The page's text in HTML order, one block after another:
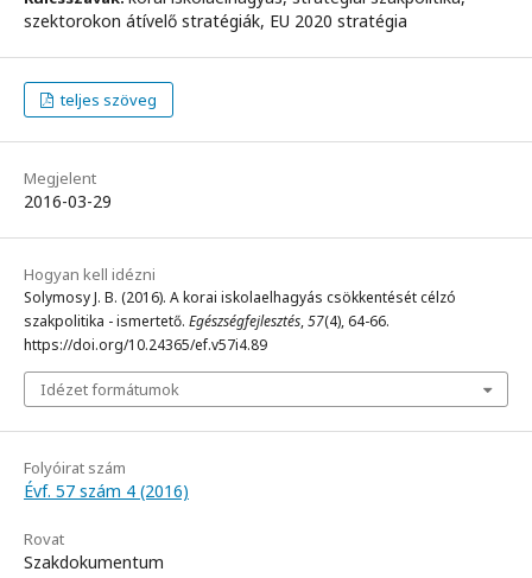
szektorokon átívelő stratégiák, EU 2020 stratégia
teljes szöveg
Megjelent
2016-03-29
Hogyan kell idézni
Solymosy J. B. (2016). A korai iskolaelhagyás csökkentését célzó
szakpolitika - ismertető. Egészségfejlesztés,57(4), 64-66.
https://doi.org/10.24365/ef.v57i4.89
Idézet formátumok
Folyóirat szám
Évf. 57 szám 4 (2016)
Rovat
Szakdokumentum